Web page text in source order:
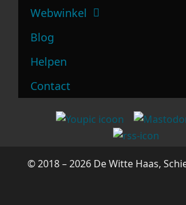
Webwinkel
Blog
Helpen
Contact
© 2018 – 2026 De Witte Haas,